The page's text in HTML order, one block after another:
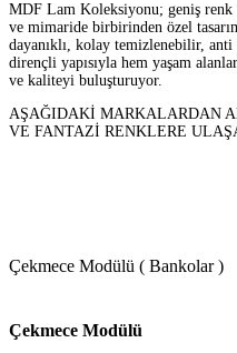
MDF Lam Koleksiyonu; geniş renk
ve mimaride birbirinden özel
dayanıklı, kolay temizlenebilir,
dirençli yapısıyla hem yaşam
ve kaliteyi buluşturuyor.
AŞAĞIDAKİ MARKALARDAN
VE FANTAZİ RENKLERE
Çekmece Modülü ( Bankolar )
Çekmece Modülü